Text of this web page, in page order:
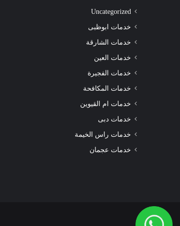
Uncategorized
خدمات ابوظبى
خدمات الشارقة
خدمات العين
خدمات الفجيرة
خدمات المكافحة
خدمات ام القيوين
خدمات دبى
خدمات راس الخيمة
خدمات عجمان
الشارقة
|0508872055|
شركة تنظيف سجاد الشارقة |0508872055|